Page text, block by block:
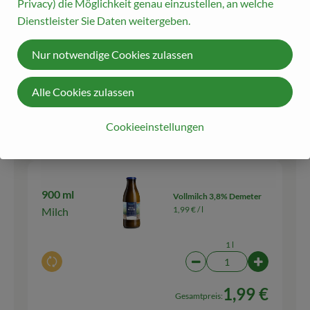
150 g
geriebener
Käse
Auswahl ändern Artikelanzahl
Gesamtpreis:
900 ml
Milch
Auswahl ändern
Vollmilch 3,8% Demeter
1,99 € /l
1 l
Artikelanzahl
Gesamtpreis: 1,99 €
Privacy) die Möglichkeit genau einzustellen, an welche
Dienstleister Sie Daten weitergeben.
Cookieeinstellungen
Nur notwendige Cookies zulassen
Alle Cookies zulassen